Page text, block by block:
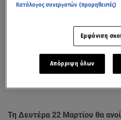
Τη Δευτέρα 22 Μαρτίου θα
Κατάλογος συνεργατών (προμηθευτές)
Εμφάνιση
Απόρριψη όλων